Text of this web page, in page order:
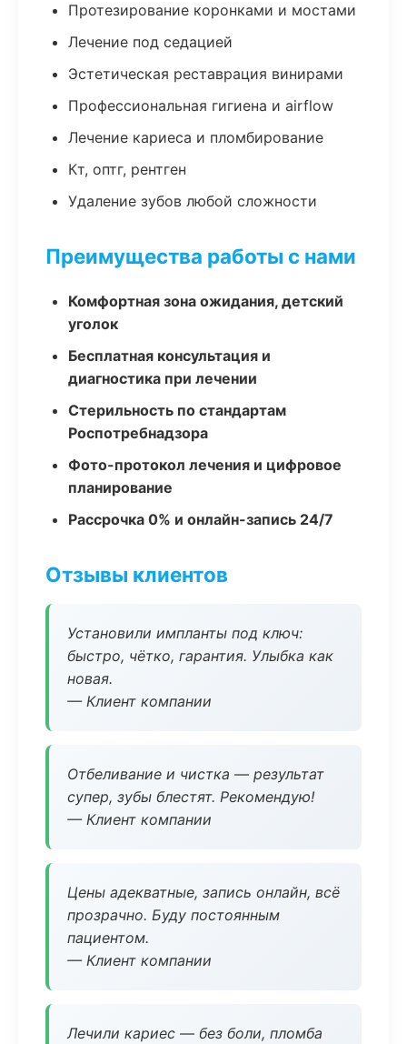
Протезирование коронками и мостами
Лечение под седацией
Эстетическая реставрация винирами
Профессиональная гигиена и airflow
Лечение кариеса и пломбирование
Кт, оптг, рентген
Удаление зубов любой сложности
Преимущества работы с нами
Комфортная зона ожидания, детский
уголок
Бесплатная консультация и
диагностика при лечении
Стерильность по стандартам
Роспотребнадзора
Фото-протокол лечения и цифровое
планирование
Рассрочка 0% и онлайн-запись 24/7
Отзывы клиентов
Установили импланты под ключ:
быстро, чётко, гарантия. Улыбка как
новая.
— Клиент компании
Отбеливание и чистка — результат
супер, зубы блестят. Рекомендую!
— Клиент компании
Цены адекватные, запись онлайн, всё
прозрачно. Буду постоянным
пациентом.
— Клиент компании
Лечили кариес — без боли, пломба